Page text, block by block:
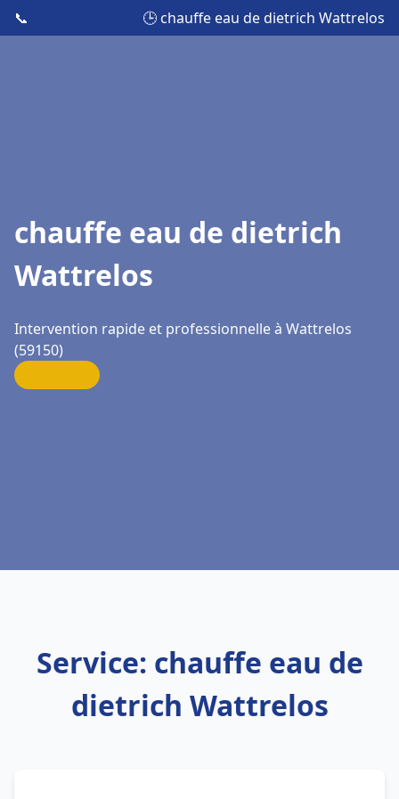
📞 🕒 chauffe eau de dietrich Wattrelos
chauffe eau de dietrich
Wattrelos
Intervention rapide et professionnelle à Wattrelos
(59150)
Service: chauffe eau de
dietrich Wattrelos